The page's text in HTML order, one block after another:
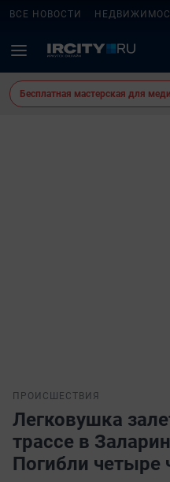
ВСЕ НОВОСТИ
Бесплатная мастерская для
ПРОИСШЕСТВИЯ
Легковушка
трассе в
Погибли четыре